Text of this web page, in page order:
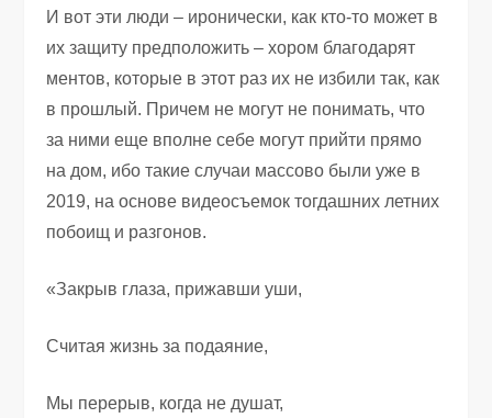
И вот эти люди – иронически, как кто-то может в
их защиту предположить – хором благодарят
ментов, которые в этот раз их не избили так, как
в прошлый. Причем не могут не понимать, что
за ними еще вполне себе могут прийти прямо
на дом, ибо такие случаи массово были уже в
2019, на основе видеосъемок тогдашних летних
побоищ и разгонов.
«Закрыв глаза, прижавши уши,
Считая жизнь за подаяние,
Мы перерыв, когда не душат,